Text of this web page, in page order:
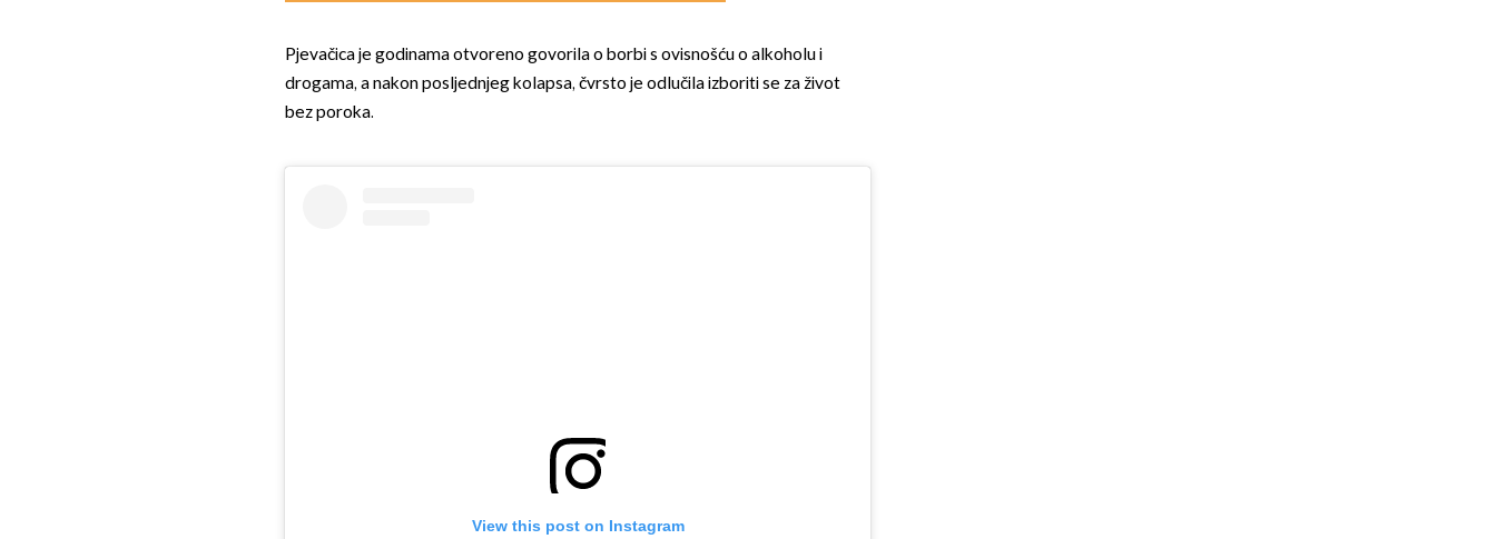
Pjevačica je godinama otvoreno govorila o borbi s ovisnošću o alkoholu i
drogama, a nakon posljednjeg kolapsa, čvrsto je odlučila izboriti se za život
bez poroka.
View this post on Instagram